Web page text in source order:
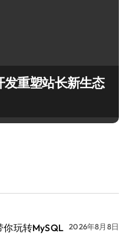
重塑站长新生态
你玩转MySQL 2026年8月8日